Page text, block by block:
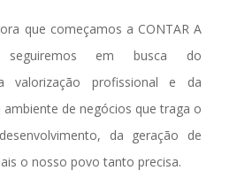
que começamos a CONTAR A
seguiremos em busca do
valorização profissional e da
de negócios que traga o
da geração de
o nosso povo tanto precisa.